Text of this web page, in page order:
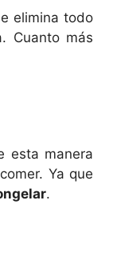
elimina todo
Cuanto más
esta manera
Ya que
.